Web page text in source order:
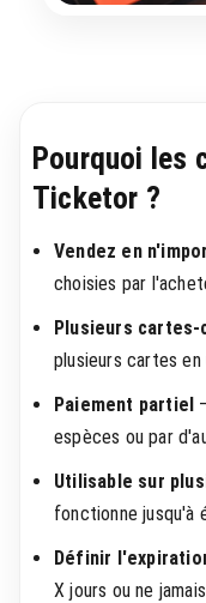
Pourquoi les
Ticketor ?
Vendez en
choisies par
Plusieurs cartes-
plusieurs cartes
Paiement partiel
espèces ou par
Utilisable sur
fonctionne jusqu'à
Définir
X jours ou ne